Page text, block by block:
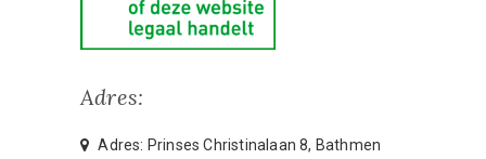
Adres:
Adres: Prinses Christinalaan 8, Bathmen